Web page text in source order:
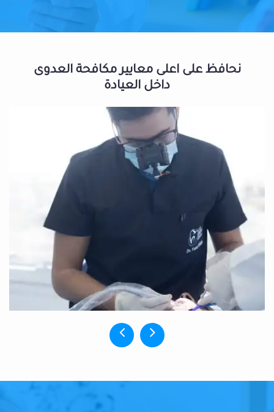
نحافظ على اعلى معايير مكافحة العدوى
داخل العيادة